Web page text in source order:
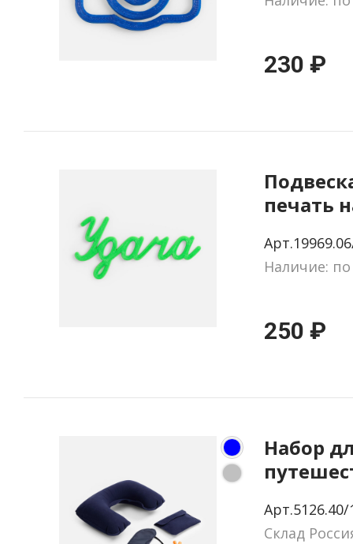
230 ₽
печать
Наличие:
250 ₽
Набор
синий
Арт.5126.40/
Склад